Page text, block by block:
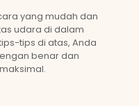
yang mudah dan
udara di dalam
tips di atas, Anda
benar dan